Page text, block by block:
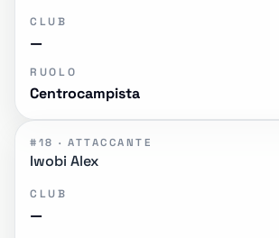
CLUB
—
RUOLO
Centrocampista
#18 · ATTACCANTE
Iwobi Alex
CLUB
—